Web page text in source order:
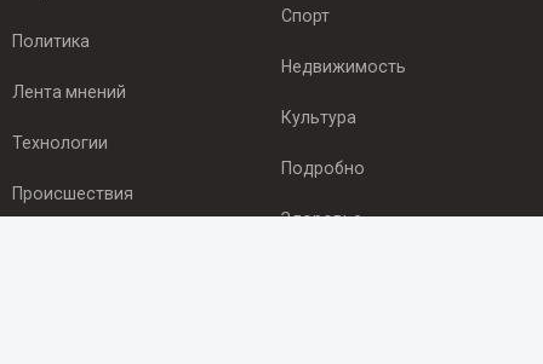
Политика
Лента мнений
Технологии
Происшествия
Спорт
Недвижимость
Культура
Подробно
Здоровье